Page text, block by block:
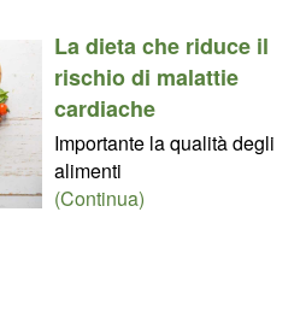
La dieta che riduce il
rischio di malattie
cardiache
Importante la qualità degli
alimenti
(Continua)